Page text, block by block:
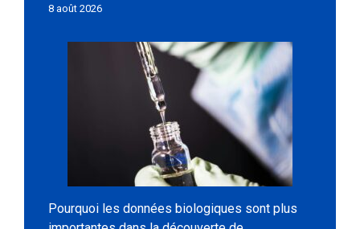
8 août 2026
Pourquoi les données biologiques sont plus